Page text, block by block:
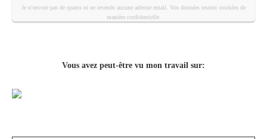
Je n’envoie pas de spams ni ne revends aucune adresse email. Vos données restent stockées de
manière confidentielle.
Vous avez peut-être vu mon travail sur: